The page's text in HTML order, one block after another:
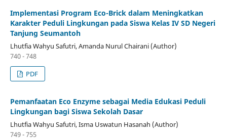
Implementasi Program Eco-Brick dalam Meningkatkan
Karakter Peduli Lingkungan pada Siswa Kelas IV SD Negeri
Tanjung Seumantoh
Lhutfia Wahyu Safutri, Amanda Nurul Chairani (Author)
740 - 748
PDF
Pemanfaatan Eco Enzyme sebagai Media Edukasi Peduli
Lingkungan bagi Siswa Sekolah Dasar
Lhutfia Wahyu Safutri, Isma Uswatun Hasanah (Author)
749 - 755